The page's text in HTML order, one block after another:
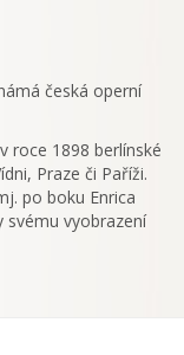
česká operní
roce 1898 berlínské
Praze či Paříži.
po boku Enrica
svému vyobrazení